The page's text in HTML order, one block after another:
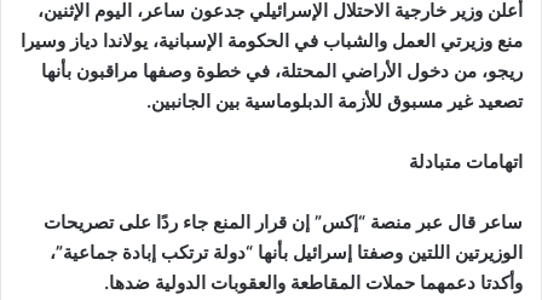
أعلن وزير خارجية الاحتلال الإسرائيلي جدعون ساعر، اليوم الإثنين،
منع وزيرتي العمل والشباب في الحكومة الإسبانية، يولاندا دياز وسيرا
ريجو، من دخول الأراضي المحتلة، في خطوة وصفها مراقبون بأنها
تصعيد غير مسبوق للأزمة الدبلوماسية بين الجانبين.
اتهامات متبادلة
ساعر قال عبر منصة “إكس” إن قرار المنع جاء ردًا على تصريحات
الوزيرتين اللتين وصفتا إسرائيل بأنها “دولة ترتكب إبادة جماعية”،
وأكدتا دعمهما حملات المقاطعة والعقوبات الدولية ضدها.